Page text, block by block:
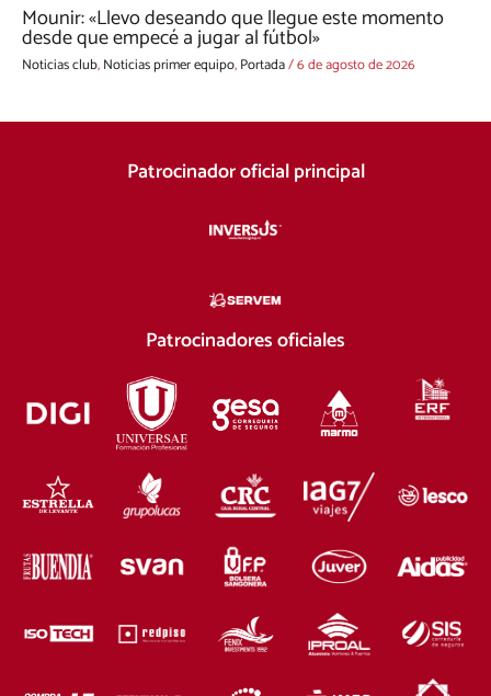
Mounir: «Llevo deseando que llegue este momento
desde que empecé a jugar al fútbol»
Noticias club,Noticias primer equipo,Portada/6 de agosto de 2026
Patrocinador oficial principal
Patrocinadores oficiales